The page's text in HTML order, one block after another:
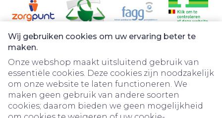
Wij gebruiken cookies om uw ervaring beter te
maken.
Onze webshop maakt uitsluitend gebruik van
essentiële cookies. Deze cookies zijn noodzakelijk
om onze website te laten functioneren. We
maken geen gebruik van andere soorten
cookies; daarom bieden we geen mogelijkheid
Juridische links